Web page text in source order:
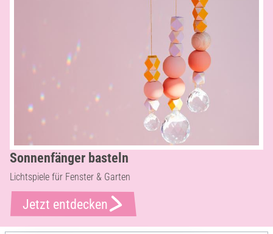
Sonnenfänger basteln
Lichtspiele für Fenster & Garten
Jetzt entdecken